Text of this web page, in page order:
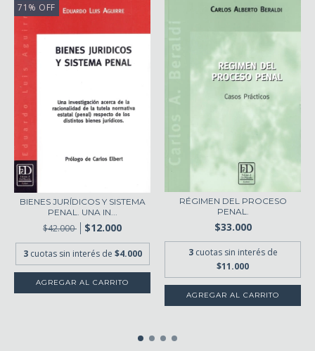
71 % OFF
BIENES JURÍDICOS Y SISTEMA
PENAL. UNA IN...
$42.000 $12.000
3 cuotas sin interés de $4.000
RÉGIMEN DEL PROCESO
PENAL.
$33.000
3 cuotas sin interés de
$11.000